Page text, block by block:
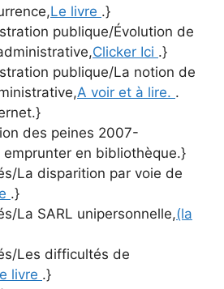
Le livre .}
publique/Évolution de
Clicker Ici .}
publique/La notion de
A voir et à lire. .
des peines 2007-
emprunter en bibliothèque.}
La disparition par voie de
.}
La SARL unipersonnelle,(la
Les difficultés de
livre .}